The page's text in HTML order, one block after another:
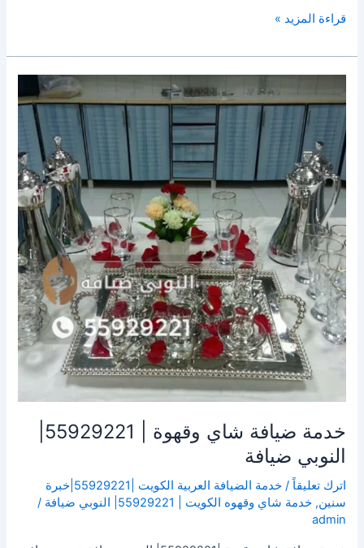
قراءة المزيد »
النوبي ضيافة
اترك تعليقاً /
خدمة الضيافة العربية الكويت |55929221|خبرة
سنين,خدمة شاي وقهوه الكويت | 55929221| النوبي ضيافة
/
admin
ضيافة
شاي
وقهوة
|
55929221|
النوبي
ضيافة